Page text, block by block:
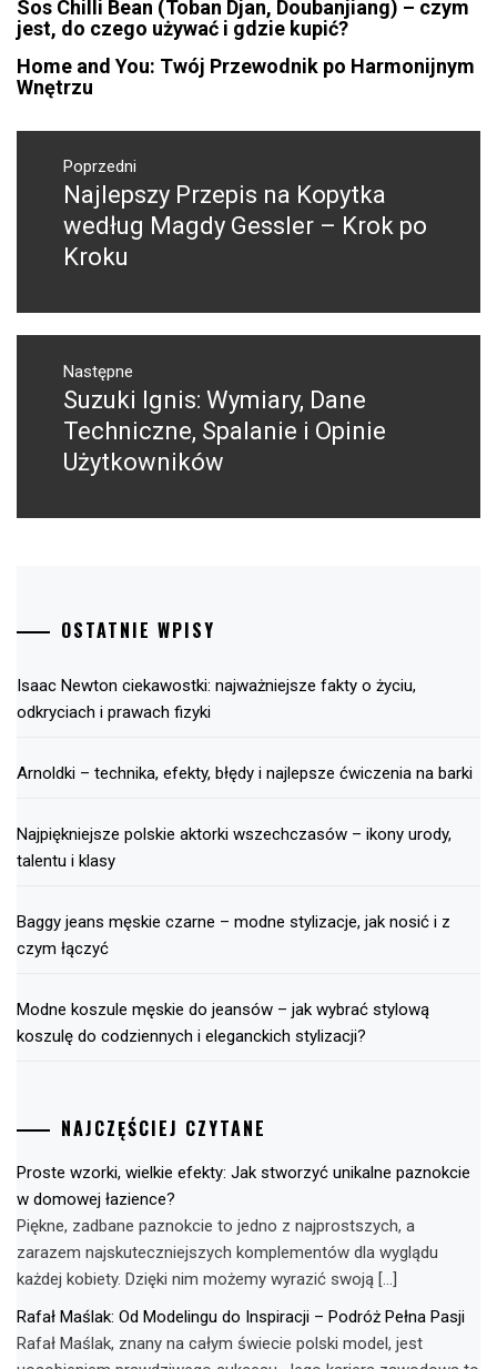
Sos Chilli Bean (Toban Djan, Doubanjiang) – czym
jest, do czego używać i gdzie kupić?
Home and You: Twój Przewodnik po Harmonijnym
Wnętrzu
Nawigacja
wpisuPoprzedni
Poprzedni
wpis:
Najlepszy Przepis na Kopytka
według Magdy Gessler – Krok po
Kroku
Następne
Następny
post:
Suzuki Ignis: Wymiary, Dane
Techniczne, Spalanie i Opinie
Użytkowników
OSTATNIE WPISY
Isaac Newton ciekawostki: najważniejsze fakty o życiu,
odkryciach i prawach fizyki
Arnoldki – technika, efekty, błędy i najlepsze ćwiczenia na barki
Najpiękniejsze polskie aktorki wszechczasów – ikony urody,
talentu i klasy
Baggy jeans męskie czarne – modne stylizacje, jak nosić i z
czym łączyć
Modne koszule męskie do jeansów – jak wybrać stylową
koszulę do codziennych i eleganckich stylizacji?
NAJCZĘŚCIEJ CZYTANE
Proste wzorki, wielkie efekty: Jak stworzyć unikalne paznokcie
w domowej łazience?
Piękne, zadbane paznokcie to jedno z najprostszych, a
zarazem najskuteczniejszych komplementów dla wyglądu
każdej kobiety. Dzięki nim możemy wyrazić swoją […]
Rafał Maślak: Od Modelingu do Inspiracji – Podróż Pełna Pasji
Rafał Maślak, znany na całym świecie polski model, jest